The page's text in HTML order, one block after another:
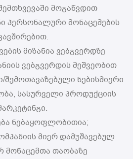
მოგაწვდით
პერსონალური მონაცემების
მიზანია ვებგვერდზე
ვებგვერდის მეშვეობით
შემოთავაზებული ნებისმიერი
სასურველი პროდუქციის
ნებაყოფლობითია;
მიერ დამუშავებულ
მონაცემთა თაობაზე